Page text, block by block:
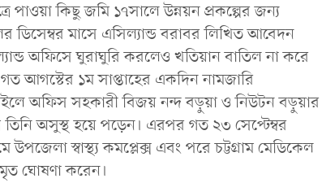
কিছু জমি ১৭সালে উন্নয়ন প্রকল্পের জন্য
ডিসেম্বর মাসে এসিল্যান্ড বরাবর লিখিত আবেদন
অফিসে ঘুরাঘুরি করলেও খতিয়ান বাতিল না করে
আগস্টের ১ম সাপ্তাহের একদিন নামজারি
অফিস সহকারী বিজয় নন্দ বড়ুয়া ও নিউটন বড়ুয়ার
অসুস্থ হয়ে পড়েন। এরপর গত ২৩ সেপ্টেম্বর
স্বাস্থ্য কমপ্লেক্স এবং পরে চট্টগ্রাম মেডিকেল
ঘোষণা করেন।